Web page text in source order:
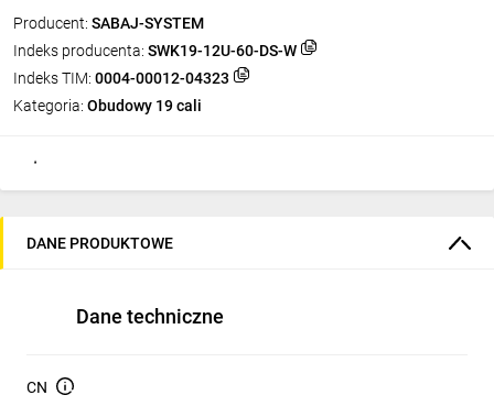
Producent: SABAJ-SYSTEM
Indeks producenta: SWK19-12U-60-DS-W
Indeks TIM: 0004-00012-04323
Kategoria: Obudowy 19 cali
DANE PRODUKTOWE
Dane techniczne
CN